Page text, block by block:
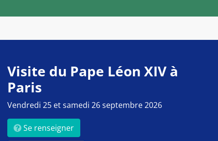
Visite du Pape Léon XIV à
Paris
Vendredi 25 et samedi 26 septembre 2026
Se renseigner